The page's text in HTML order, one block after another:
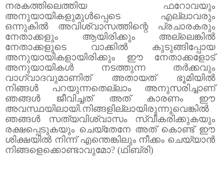
നരകത്തിലെത്തിയ ഫറോവയും
അനുയായികളുമുൾപ്പെടെ എല്ലാവരും
ഒന്നുകിൽ അവിശ്വാസത്തിന്റെ പ്രചാരകരും
നേതാക്കളും ആയിരിക്കും അല്ലെങ്കിൽ
നേതാക്കളുടെ വാക്കിൽ കുടുങ്ങിപ്പോയ
അനുയായികളായിരിക്കും ഈ നേതാക്കളോട്
അനുയായികൾ നടത്തുന്ന തർക്കവും
വാഗ്വാദവുമാണിത് അതായത് ഭൂമിയിൽ
നിങ്ങൾ പറയുന്നതെല്ലാം അനുസരിച്ചാണ്
ഞങ്ങൾ ജീവിച്ചത് അത് കാരണം ഈ
അവസ്ഥയിലായി.നിങ്ങളില്ലായിരുന്നുവെങ്കിൽ
ഞങ്ങൾ സത്യവിശ്വാസം സ്വീകരിക്കുകയും
രക്ഷപ്പെടുകയും ചെയ്തേനേ അത് കൊണ്ട് ഈ
ശിക്ഷയിൽ നിന്ന് എന്തെങ്കിലും നീക്കം ചെയ്യാൻ
നിങ്ങളെക്കൊണ്ടാവുമോ? (ഥിബ്‌രി)